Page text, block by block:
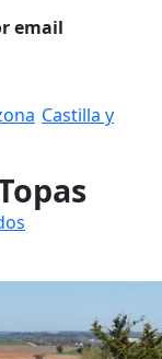
email
Castilla y